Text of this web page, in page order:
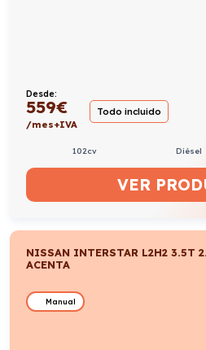
Desde:
559€
/mes+IVA
Todo incluido
102cv Diésel
VER
NISSAN INTERSTAR L2H2 3.5T
ACENTA
Manual